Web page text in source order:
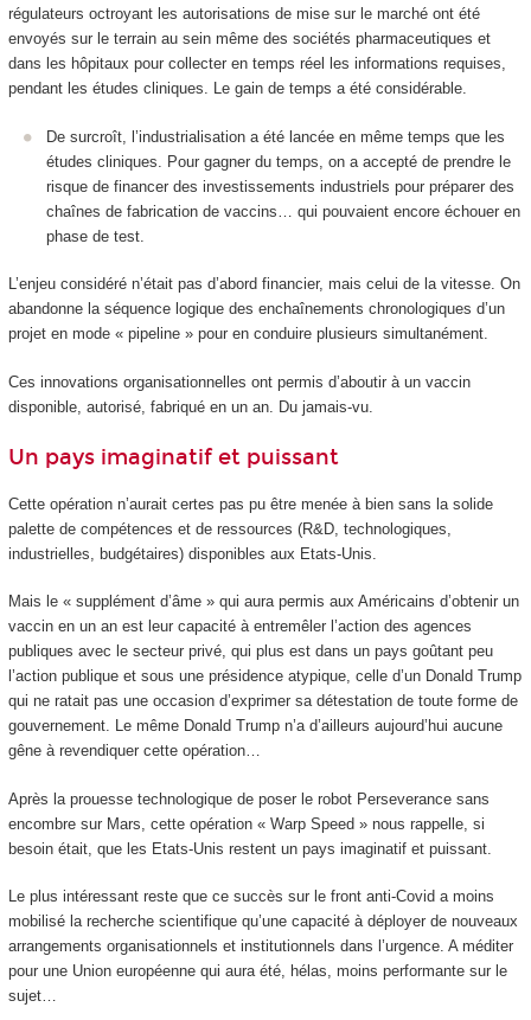
régulateurs octroyant les autorisations de mise sur le marché ont été
envoyés sur le terrain au sein même des sociétés pharmaceutiques et
dans les hôpitaux pour collecter en temps réel les informations requises,
pendant les études cliniques. Le gain de temps a été considérable.
De surcroît, l’industrialisation a été lancée en même temps que les
études cliniques. Pour gagner du temps, on a accepté de prendre le
risque de financer des investissements industriels pour préparer des
chaînes de fabrication de vaccins… qui pouvaient encore échouer en
phase de test.
L’enjeu considéré n’était pas d’abord financier, mais celui de la vitesse. On
abandonne la séquence logique des enchaînements chronologiques d’un
projet en mode « pipeline » pour en conduire plusieurs simultanément.
Ces innovations organisationnelles ont permis d’aboutir à un vaccin
disponible, autorisé, fabriqué en un an. Du jamais-vu.
Un pays imaginatif et puissant
Cette opération n’aurait certes pas pu être menée à bien sans la solide
palette de compétences et de ressources (R&D, technologiques,
industrielles, budgétaires) disponibles aux Etats-Unis.
Mais le « supplément d’âme » qui aura permis aux Américains d’obtenir un
vaccin en un an est leur capacité à entremêler l’action des agences
publiques avec le secteur privé, qui plus est dans un pays goûtant peu
l’action publique et sous une présidence atypique, celle d’un Donald Trump
qui ne ratait pas une occasion d’exprimer sa détestation de toute forme de
gouvernement. Le même Donald Trump n’a d’ailleurs aujourd’hui aucune
gêne à revendiquer cette opération…
Après la prouesse technologique de poser le robot Perseverance sans
encombre sur Mars, cette opération « Warp Speed » nous rappelle, si
besoin était, que les Etats-Unis restent un pays imaginatif et puissant.
Le plus intéressant reste que ce succès sur le front anti-Covid a moins
mobilisé la recherche scientifique qu’une capacité à déployer de nouveaux
arrangements organisationnels et institutionnels dans l’urgence. A méditer
pour une Union européenne qui aura été, hélas, moins performante sur le
sujet…